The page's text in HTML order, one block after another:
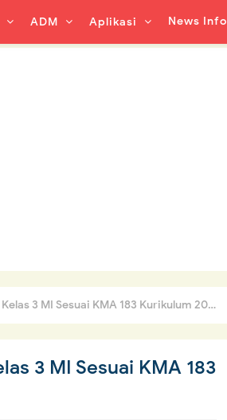
ADM Aplikasi News Info
3 MI Sesuai KMA 183 Kurikulum 2013
3 MI Sesuai KMA 183